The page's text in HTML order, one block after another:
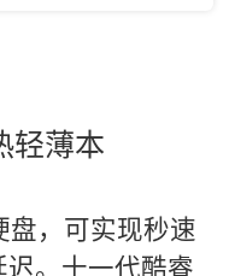
轻薄本
盘，可实现秒速
。十一代酷睿